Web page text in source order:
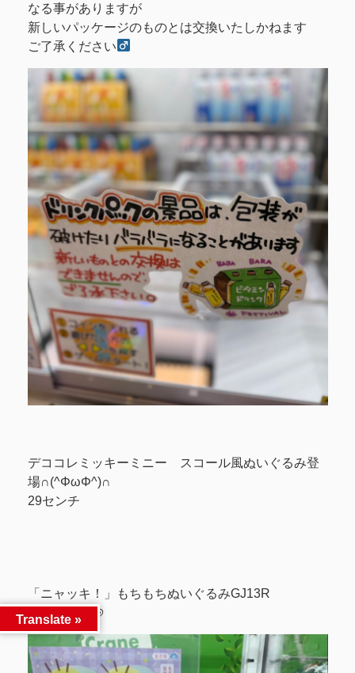
なる事がありますが
新しいパッケージのものとは交換いたしかねます
ご了承ください‍
デココレミッキーミニー スコール風ぬいぐるみ登
場∩(^ΦωΦ^)∩
29センチ
「ニャッキ！」もちもちぬいぐるみGJ13R
登場₍ᐢ·͈●̫·͈⑅ᐢ₎ ୭
Translate »